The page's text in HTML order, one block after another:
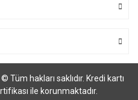
Tüm hakları saklıdır. Kredi kartı
ile korunmaktadır.